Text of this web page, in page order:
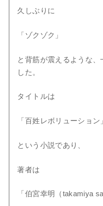
久しぶりに
「ゾクゾク」
と背筋が震えるような
した。
タイトルは
「百姓レボリューション
という小説であり、
著者は
「伯宮幸明（takamiya